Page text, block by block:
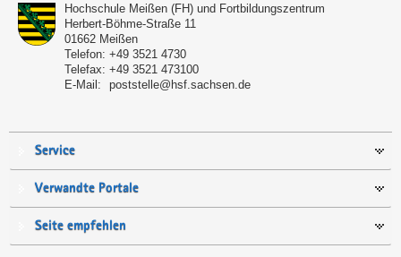
Hochschule Meißen (FH) und Fortbildungszentrum
Herbert-Böhme-Straße 11
01662 Meißen
Telefon: +49 3521 4730
Telefax: +49 3521 473100
E-Mail:
poststelle@hsf.sachsen.de
Service
Verwandte Portale
Seite empfehlen